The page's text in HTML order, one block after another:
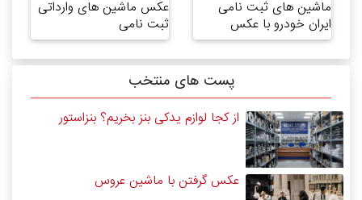
ماشین های ثبت نامی
ایران خودرو با عکس
عکس ماشین های وارداتی
ثبت نامی
پست های منتخب
از کجا لوازم یدکی بنز بخریم؟ بنزاستور
عکس گرفتن با ماشین عروس